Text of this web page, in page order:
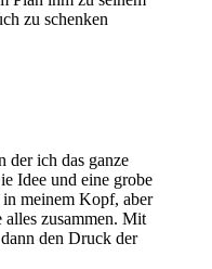
zu schenken
der ich das ganze
Idee und eine grobe
meinem Kopf, aber
alles zusammen. Mit
den Druck der